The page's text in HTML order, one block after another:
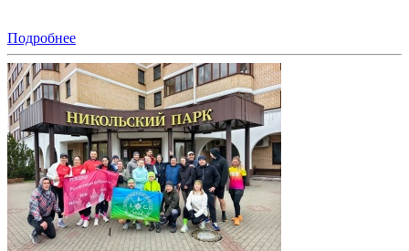
Подробнее